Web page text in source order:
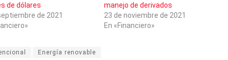
de dólares
de 2021
manejo de derivados
23 de noviembre de 2021
En «Financiero»
Energía renovable